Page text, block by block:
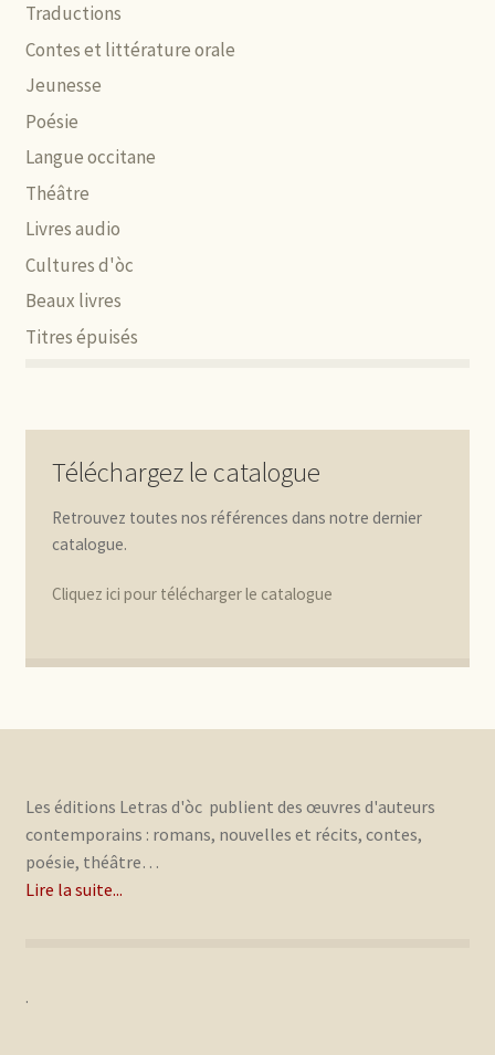
Traductions
Contes et littérature orale
Jeunesse
Poésie
Langue occitane
Théâtre
Livres audio
Cultures d'òc
Beaux livres
Titres épuisés
Téléchargez le catalogue
Retrouvez toutes nos références dans notre dernier
catalogue.
Cliquez ici pour télécharger le catalogue
Les éditions Letras d'òc publient des œuvres d'auteurs
contemporains : romans, nouvelles et récits, contes,
poésie, théâtre…
Lire la suite...
.